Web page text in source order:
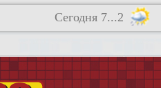
Сегодня 7...2